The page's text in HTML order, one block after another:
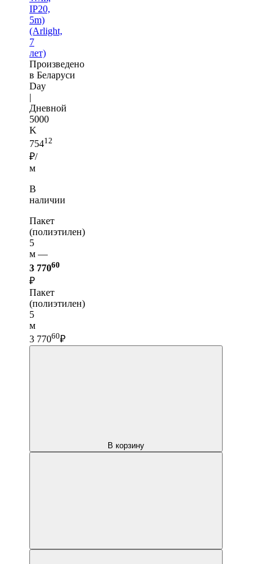
IP20,
5m)
(Arlight,
7
лет)
Произведено
в Беларуси
Day
|
Дневной
5000
K
75412
₽/
м
В
наличии
Пакет
(полиэтилен)
5
м —
3 77060
₽
Пакет
(полиэтилен)
5
м
3 77060₽
В корзину